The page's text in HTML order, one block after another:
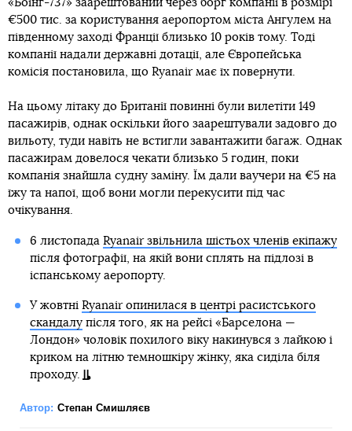
«Боїнг-737» заарештований через борг компанії в розмірі
€500 тис. за користування аеропортом міста Ангулем на
південному заході Франції близько 10 років тому. Тоді
компанії надали державні дотації, але Європейська
комісія постановила, що Ryanair має їх повернути.
На цьому літаку до Британії повинні були вилетіти 149
пасажирів, однак оскільки його заарештували задовго до
вильоту, туди навіть не встигли завантажити багаж. Однак
пасажирам довелося чекати близько 5 годин, поки
компанія знайшла судну заміну. Їм дали ваучери на €5 на
їжу та напої, щоб вони могли перекусити під час
очікування.
6 листопада Ryanair звільнила шістьох членів екіпажу
після фотографії, на якій вони сплять на підлозі в
іспанському аеропорту.
У жовтні Ryanair опинилася в центрі расистського
скандалупісля того, як на рейсі «Барселона —
Лондон» чоловік похилого віку накинувся з лайкою і
криком на літню темношкіру жінку, яка сиділа біля
проходу.
Автор: Степан Смишляєв